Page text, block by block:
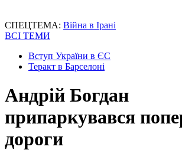
СПЕЦТЕМА: Війна в Ірані
ВСІ ТЕМИ
Вступ України в ЄС
Теракт в Барселоні
Андрій Богдан
припаркувався
дороги